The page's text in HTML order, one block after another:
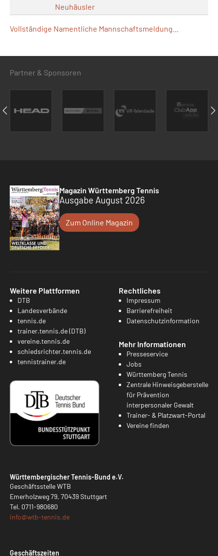
Neuhäusler
Vollständige Namentliche Mannschaftsmeldung...
Partner & Sponsoren
Magazin Württemberg Tennis
Ausgabe August 2026
Zum Online Magazin
Weitere Plattformen
DTB
Landesverbände
tennis.de
trainer.tennis.de (DTB)
vereine.tennis.de
schiedsrichter.tennis.de
tennistrainer.de
Rechtliches
Impressum
Barrierefreiheit
Datenschutzinformation
Mehr Informationen
Presseservice
Jobs
Württemberg Tennis
Zentrale Hinweisgeberstelle
für Prävention
interpersonaler Gewalt
Trainer- & Platzwart-Portal
Vereine finden
Württembergischer Tennis-Bund e.V.
Geschäftsstelle WTB
Emerholzweg 79, 70439 Stuttgart
Tel. 0711-980680
info@wtb-tennis.de
Geschäftszeiten